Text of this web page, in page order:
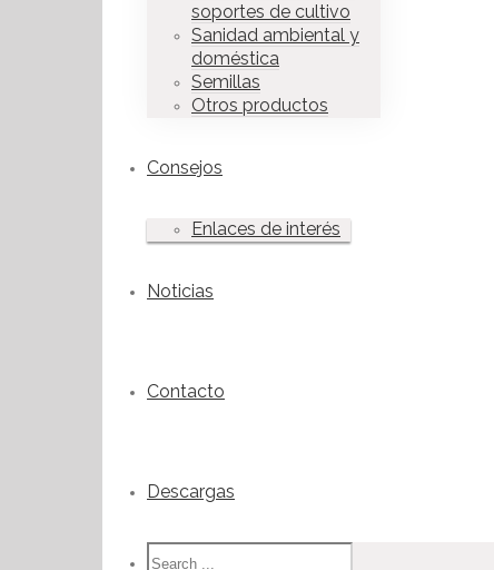
soportes de cultivo
Sanidad ambiental y
doméstica
Semillas
Otros productos
Consejos
Enlaces de interés
Noticias
Contacto
Descargas